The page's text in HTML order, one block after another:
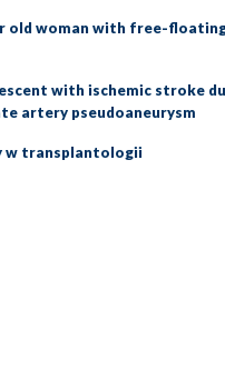
old woman with free-
with ischemic stroke
artery pseudoaneurysm
w transplantologii